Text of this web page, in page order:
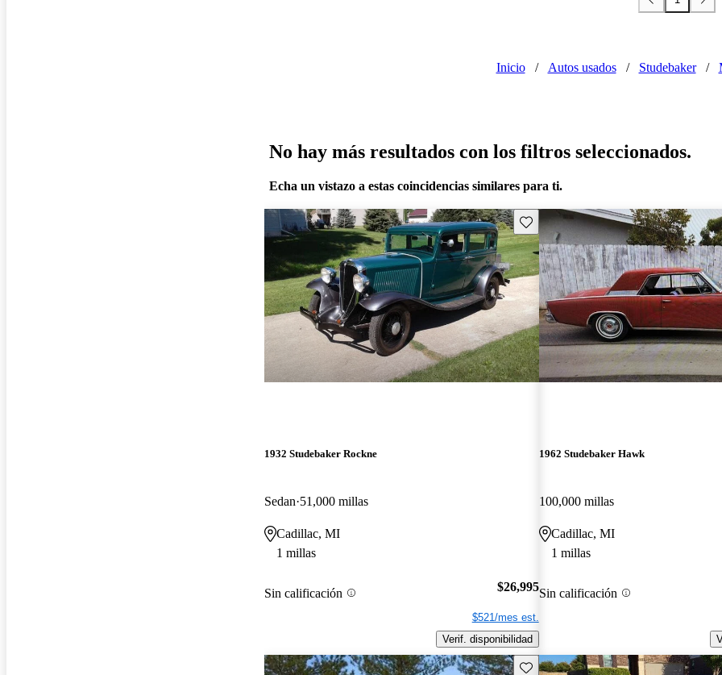
Inicio / Autos usados / Studebaker /
No hay más resultados con los filtros seleccionados.
Echa un vistazo a estas coincidencias similares para ti.
Guarda este Aviso
1932 Studebaker Rockne
Sedan 51,000 millas
Cadillac, MI
1 millas
Sin calificación $26,995
$521/mes est.
Verif. disponibilidad
1962 Studebaker Hawk
100,000 millas
Cadillac, MI
1 millas
Sin calificación
Guarda este Aviso